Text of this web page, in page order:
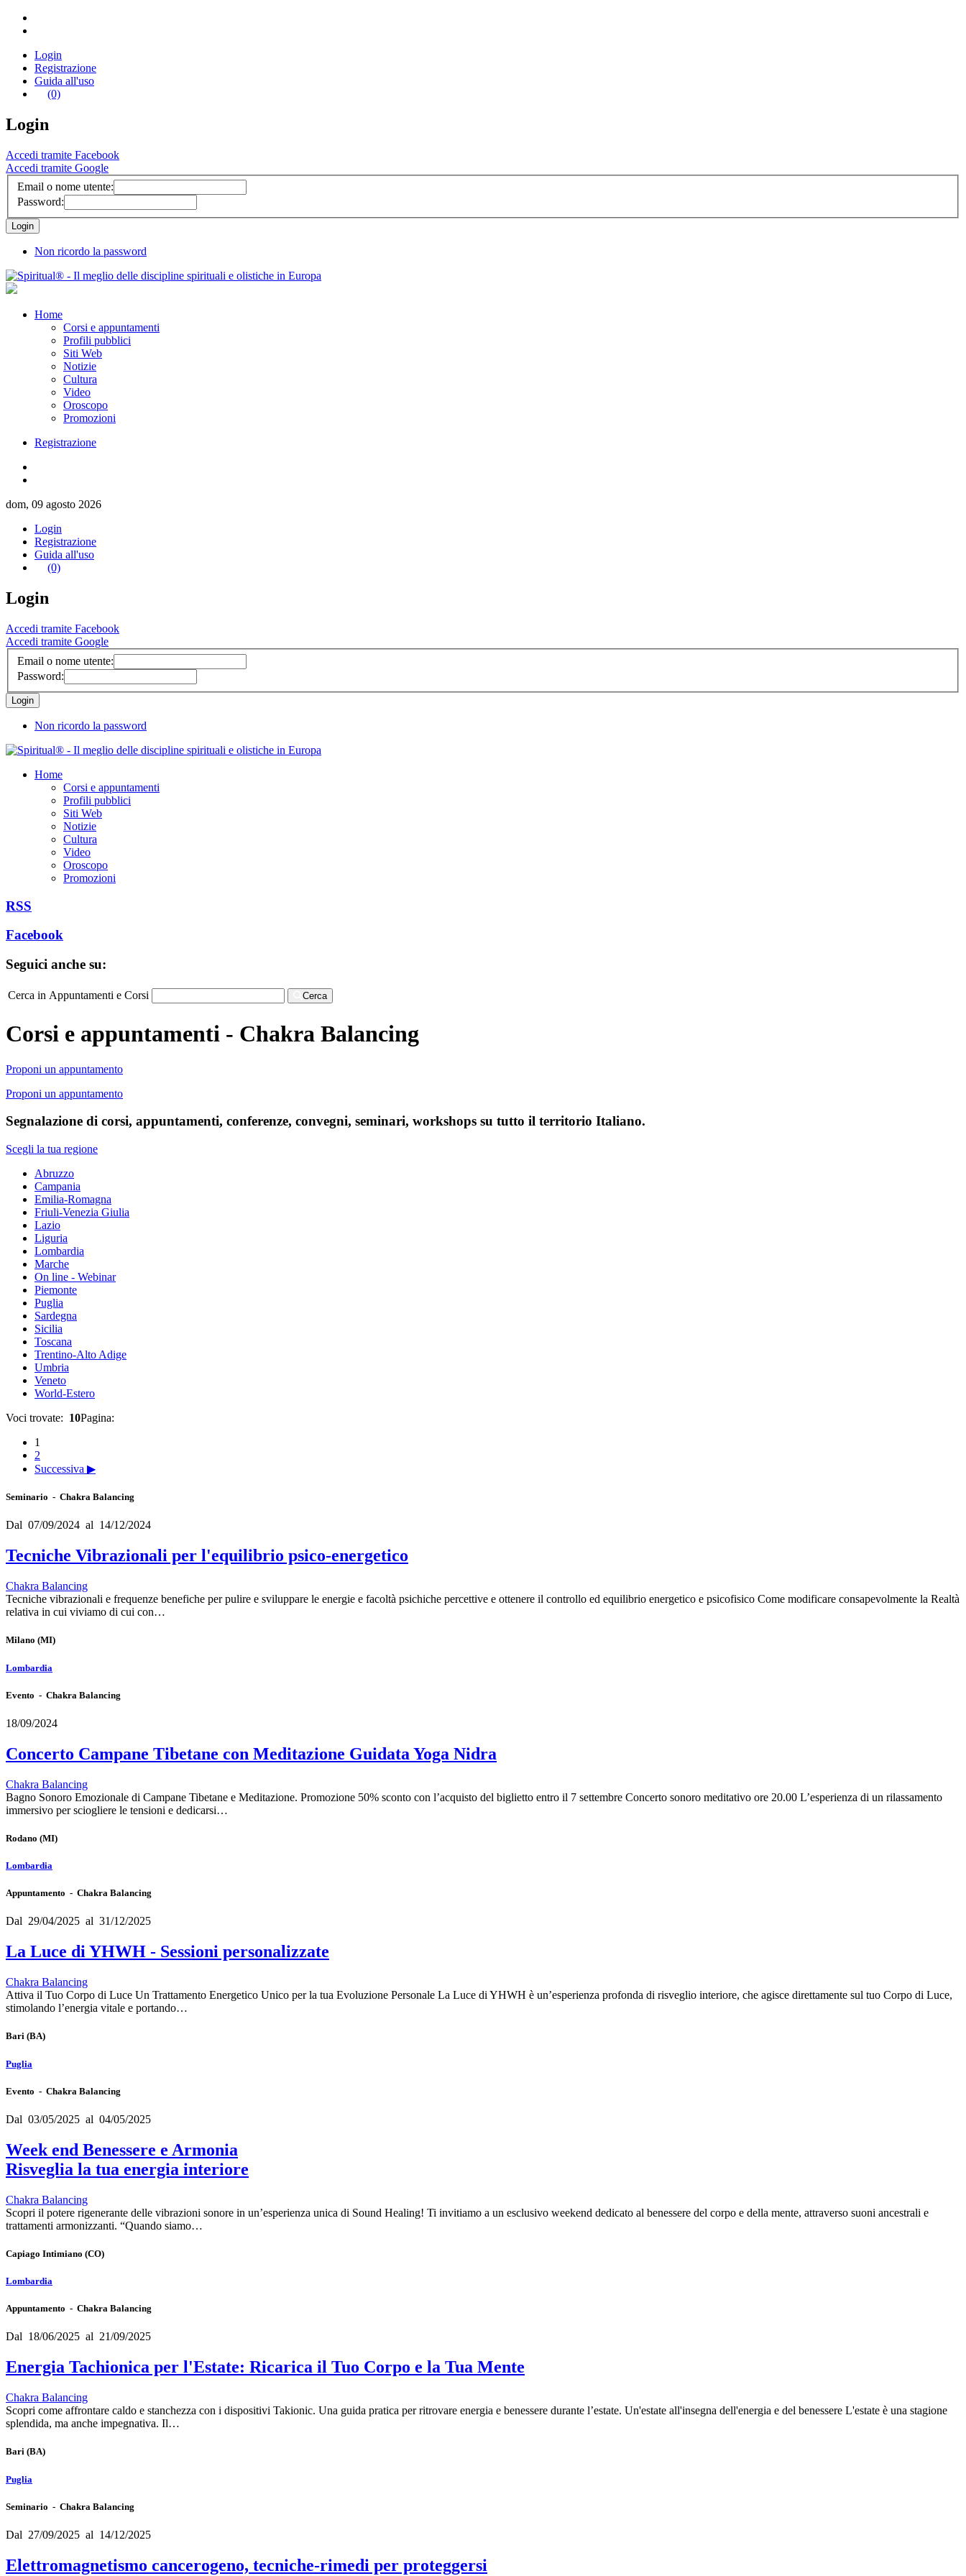
Login
Registrazione
Guida all'uso
(0)
Login
Accedi tramite Facebook
Accedi tramite Google
Email o nome utente:
Password:
Non ricordo la password
Home
Corsi e appuntamenti
Profili pubblici
Siti Web
Notizie
Cultura
Video
Oroscopo
Promozioni
Registrazione
dom, 09 agosto 2026
Login
Registrazione
Guida all'uso
(0)
Login
Accedi tramite Facebook
Accedi tramite Google
Email o nome utente:
Password:
Non ricordo la password
Home
Corsi e appuntamenti
Profili pubblici
Siti Web
Notizie
Cultura
Video
Oroscopo
Promozioni
RSS
Facebook
Seguici anche su:
Cerca in Appuntamenti e Corsi Cerca
Corsi e appuntamenti - Chakra Balancing
Proponi un appuntamento
Proponi un appuntamento
Segnalazione di corsi, appuntamenti, conferenze, convegni, seminari, workshops su tutto il territorio Italiano.
Scegli la tua regione
Abruzzo
Campania
Emilia-Romagna
Friuli-Venezia Giulia
Lazio
Liguria
Lombardia
Marche
On line - Webinar
Piemonte
Puglia
Sardegna
Sicilia
Toscana
Trentino-Alto Adige
Umbria
Veneto
World-Estero
Voci trovate: 10Pagina:
1
2
Successiva ▶
Seminario - Chakra Balancing
Dal 07/09/2024 al 14/12/2024
Tecniche Vibrazionali per l'equilibrio psico-energetico
Chakra Balancing
Tecniche vibrazionali e frequenze benefiche per pulire e sviluppare le energie e facoltà psichiche percettive e ottenere il controllo ed equilibrio energetico e psicofisico Come modificare consapevolmente la Realtà
relativa in cui viviamo di cui con…
Milano (MI)
Lombardia
Evento - Chakra Balancing
18/09/2024
Concerto Campane Tibetane con Meditazione Guidata Yoga Nidra
Chakra Balancing
Bagno Sonoro Emozionale di Campane Tibetane e Meditazione. Promozione 50% sconto con l’acquisto del biglietto entro il 7 settembre Concerto sonoro meditativo ore 20.00 L’esperienza di un rilassamento
immersivo per sciogliere le tensioni e dedicarsi…
Rodano (MI)
Lombardia
Appuntamento - Chakra Balancing
Dal 29/04/2025 al 31/12/2025
La Luce di YHWH - Sessioni personalizzate
Chakra Balancing
Attiva il Tuo Corpo di Luce Un Trattamento Energetico Unico per la tua Evoluzione Personale La Luce di YHWH è un’esperienza profonda di risveglio interiore, che agisce direttamente sul tuo Corpo di Luce,
stimolando l’energia vitale e portando…
Bari (BA)
Puglia
Evento - Chakra Balancing
Dal 03/05/2025 al 04/05/2025
Week end Benessere e Armonia
Risveglia la tua energia interiore
Chakra Balancing
Scopri il potere rigenerante delle vibrazioni sonore in un’esperienza unica di Sound Healing! Ti invitiamo a un esclusivo weekend dedicato al benessere del corpo e della mente, attraverso suoni ancestrali e
trattamenti armonizzanti. “Quando siamo…
Capiago Intimiano (CO)
Lombardia
Appuntamento - Chakra Balancing
Dal 18/06/2025 al 21/09/2025
Energia Tachionica per l'Estate: Ricarica il Tuo Corpo e la Tua Mente
Chakra Balancing
Scopri come affrontare caldo e stanchezza con i dispositivi Takionic. Una guida pratica per ritrovare energia e benessere durante l’estate. Un'estate all'insegna dell'energia e del benessere L'estate è una stagione
splendida, ma anche impegnativa. Il…
Bari (BA)
Puglia
Seminario - Chakra Balancing
Dal 27/09/2025 al 14/12/2025
Elettromagnetismo cancerogeno, tecniche-rimedi per proteggersi